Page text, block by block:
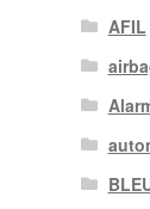
AFIL